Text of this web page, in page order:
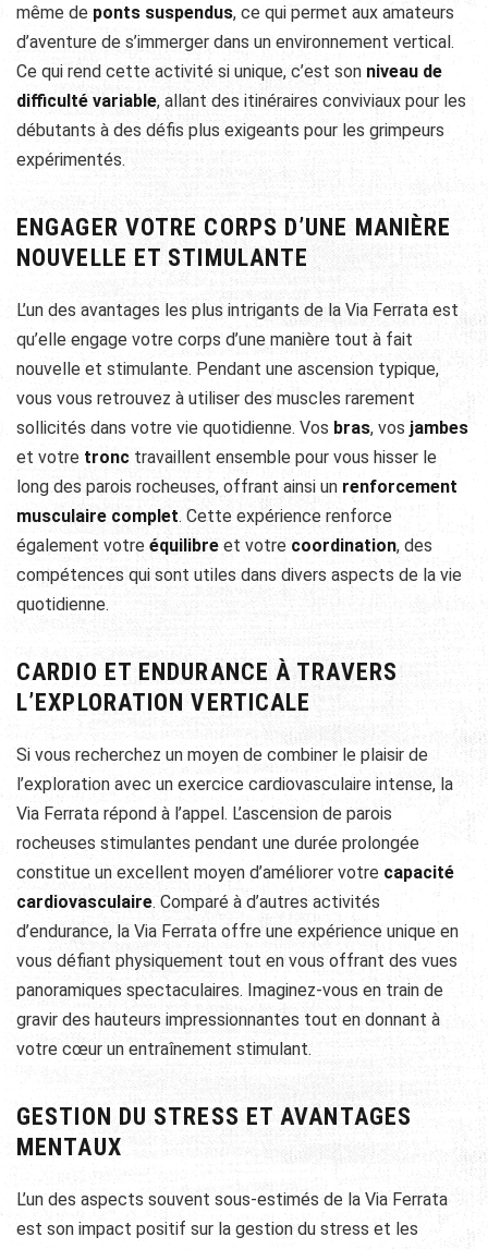
même de ponts suspendus, ce qui permet aux amateurs
d’aventure de s’immerger dans un environnement vertical.
Ce qui rend cette activité si unique, c’est son niveau de
difficulté variable, allant des itinéraires conviviaux pour les
débutants à des défis plus exigeants pour les grimpeurs
expérimentés.
ENGAGER VOTRE CORPS D’UNE MANIÈRE
NOUVELLE ET STIMULANTE
L’un des avantages les plus intrigants de la Via Ferrata est
qu’elle engage votre corps d’une manière tout à fait
nouvelle et stimulante. Pendant une ascension typique,
vous vous retrouvez à utiliser des muscles rarement
sollicités dans votre vie quotidienne. Vos bras, vos jambes
et votre tronc travaillent ensemble pour vous hisser le
long des parois rocheuses, offrant ainsi un renforcement
musculaire complet. Cette expérience renforce
également votre équilibre et votre coordination, des
compétences qui sont utiles dans divers aspects de la vie
quotidienne.
CARDIO ET ENDURANCE À TRAVERS
L’EXPLORATION VERTICALE
Si vous recherchez un moyen de combiner le plaisir de
l’exploration avec un exercice cardiovasculaire intense, la
Via Ferrata répond à l’appel. L’ascension de parois
rocheuses stimulantes pendant une durée prolongée
constitue un excellent moyen d’améliorer votre capacité
cardiovasculaire. Comparé à d’autres activités
d’endurance, la Via Ferrata offre une expérience unique en
vous défiant physiquement tout en vous offrant des vues
panoramiques spectaculaires. Imaginez-vous en train de
gravir des hauteurs impressionnantes tout en donnant à
votre cœur un entraînement stimulant.
GESTION DU STRESS ET AVANTAGES
MENTAUX
L’un des aspects souvent sous-estimés de la Via Ferrata
est son impact positif sur la gestion du stress et les